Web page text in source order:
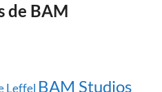
de BAM
Leffel BAM Studios